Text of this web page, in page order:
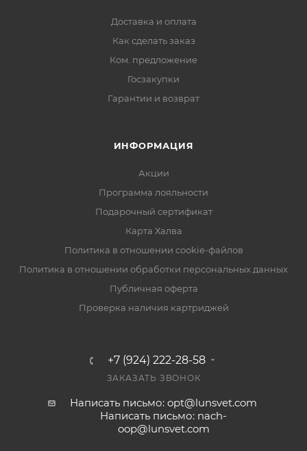
Доставка и оплата
Как сделать заказ
Ком. предложение
Госзакупки
Гарантии и возврат
ИНФОРМАЦИЯ
Акции
Программа лояльности
Подарочный сертификат
Карта Халва
Политика в отношении cookie-файлов
Политика в отношении обработки персональных данных
Публичная оферта
Проверка наличия картриджей
+7 (924) 222-28-58
ЗАКАЗАТЬ ЗВОНОК
Написать письмо: opt@lunsvet.com
Написать письмо: nach-
oop@lunsvet.com